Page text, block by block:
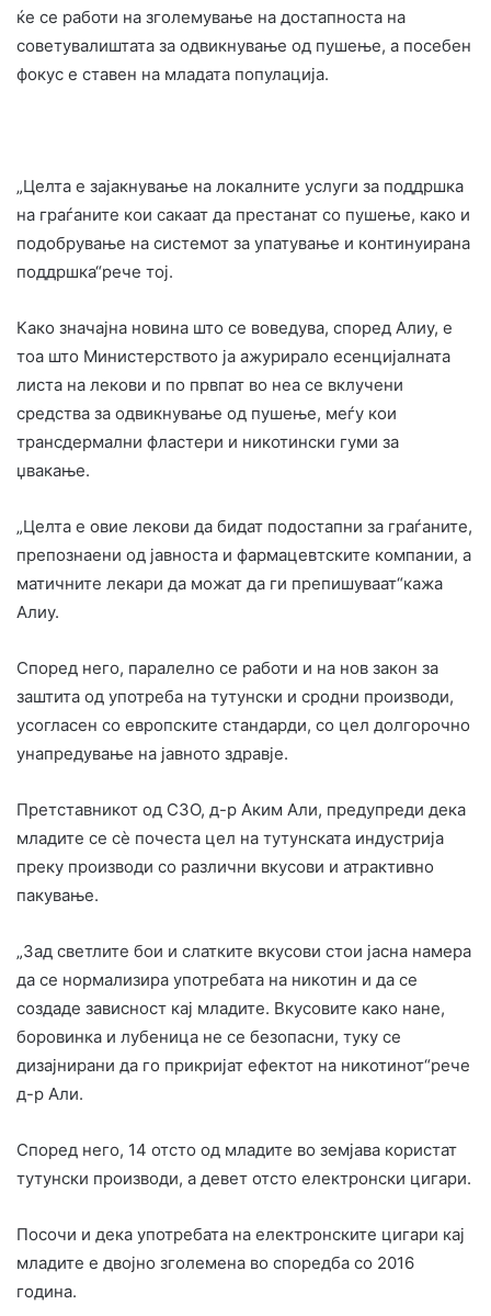
ќе се работи на зголемување на достапноста на
советувалиштата за одвикнување од пушење, а посебен
фокус е ставен на младата популација.
„Целта е зајакнување на локалните услуги за поддршка
на граѓаните кои сакаат да престанат со пушење, како и
подобрување на системот за упатување и континуирана
поддршка“рече тој.
Како значајна новина што се воведува, според Алиу, е
тоа што Министерството ја ажурирало есенцијалната
листа на лекови и по првпат во неа се вклучени
средства за одвикнување од пушење, меѓу кои
трансдермални фластери и никотински гуми за
џвакање.
„Целта е овие лекови да бидат подостапни за граѓаните,
препознаени од јавноста и фармацевтските компании, а
матичните лекари да можат да ги препишуваат“кажа
Алиу.
Според него, паралелно се работи и на нов закон за
заштита од употреба на тутунски и сродни производи,
усогласен со европските стандарди, со цел долгорочно
унапредување на јавното здравје.
Претставникот од СЗО, д-р Аким Али, предупреди дека
младите се сè почеста цел на тутунската индустрија
преку производи со различни вкусови и атрактивно
пакување.
„Зад светлите бои и слатките вкусови стои јасна намера
да се нормализира употребата на никотин и да се
создаде зависност кај младите. Вкусовите како нане,
боровинка и лубеница не се безопасни, туку се
дизајнирани да го прикријат ефектот на никотинот“рече
д-р Али.
Според него, 14 отсто од младите во земјава користат
тутунски производи, а девет отсто електронски цигари.
Посочи и дека употребата на електронските цигари кај
младите е двојно зголемена во споредба со 2016
година.